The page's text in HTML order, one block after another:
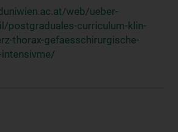
web/ueber-
postgraduales-curriculum-klin-
thorax-gefaesschirurgische-
intensivme/